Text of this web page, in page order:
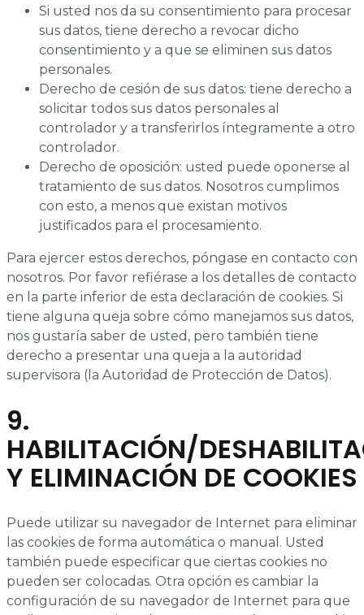
Si usted nos da su consentimiento para procesar
sus datos, tiene derecho a revocar dicho
consentimiento y a que se eliminen sus datos
personales.
Derecho de cesión de sus datos: tiene derecho a
solicitar todos sus datos personales al
controlador y a transferirlos íntegramente a otro
controlador.
Derecho de oposición: usted puede oponerse al
tratamiento de sus datos. Nosotros cumplimos
con esto, a menos que existan motivos
justificados para el procesamiento.
Para ejercer estos derechos, póngase en contacto con
nosotros. Por favor refiérase a los detalles de contacto
en la parte inferior de esta declaración de cookies. Si
tiene alguna queja sobre cómo manejamos sus datos,
nos gustaría saber de usted, pero también tiene
derecho a presentar una queja a la autoridad
supervisora (la Autoridad de Protección de Datos).
9.
HABILITACIÓN/
Y ELIMINACIÓN DE COOKIES
Puede utilizar su navegador de Internet para eliminar
las cookies de forma automática o manual. Usted
también puede especificar que ciertas cookies no
pueden ser colocadas. Otra opción es cambiar la
configuración de su navegador de Internet para que